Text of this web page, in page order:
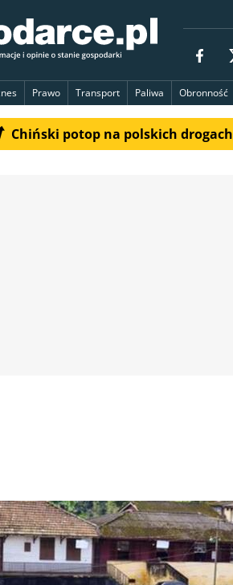
Prawo Transport Paliwa Obronność
Chiński potop na polskich drogach